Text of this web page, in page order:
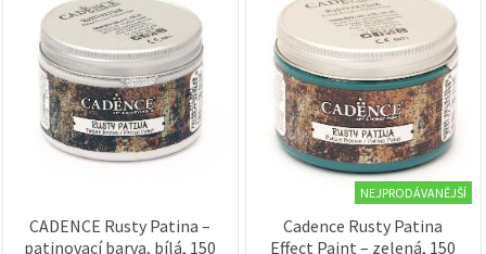
CADENCE Rusty Patina –
patinovací barva, bílá, 150
NEJPRODÁVANĚJŠÍ
Cadence Rusty Patina
Effect Paint – zelená, 150